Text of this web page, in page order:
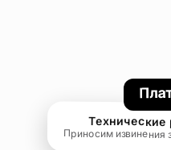
Приносим извинения